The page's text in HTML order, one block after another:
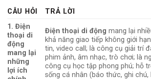
CÂU HỎI
TRẢ LỜI
1. Điện
thoại di
động
mang lại
những
lợi ích
Điện thoại di động mang lại
khả năng giao tiếp không giới
tin, video call; là công cụ giải trí
phim ảnh, âm nhạc, trò chơi; là
công cụ học tập phong phú; hỗ
sống cá nhân (báo thức, ghi